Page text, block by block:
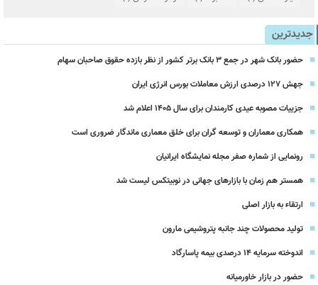
جدیدترین
حضور بانک شهر در جمع ۳ بانک برتر کشور از نظر بازده حقوق صاحبان سهام
جهش ۱۲۷ درصدی ارزش معاملات بورس انرژی ایران
جزییات مصوبه عیدی کارمندان برای سال 1405 اعلام شد
همکاری معماران و توسعه گران برای خلق معماری ماندگار ضروری است
رونمایی از شماره صفر مجله نمایشگاه ایرانیان
همستر هم زمان با بازارهای جهانی در نوبیتکس لیست شد
ارتقاء به بازار اصلی
تولید محصولات چند جانبه پتروشیمی مارون
اندوخته سرمایه 14 درصدی بیمه پاسارگاد
حضور در بازار خاورمیانه